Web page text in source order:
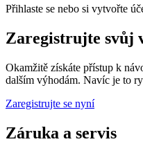
Přihlaste se nebo si vytvořte
Zaregistrujte svůj
Okamžitě získáte přístup k
dalším výhodám. Navíc je to
Zaregistrujte se nyní
Záruka a servis